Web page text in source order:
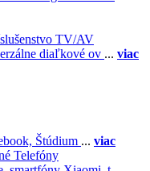
TV/AV
diaľkové ov ... viac
Štúdium ... viac
Telefóny